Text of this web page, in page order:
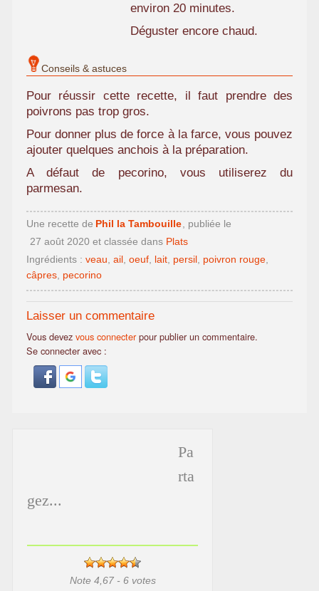
environ 20 minutes.
Déguster encore chaud.
Conseils & astuces
Pour réussir cette recette, il faut prendre des
poivrons pas trop gros.
Pour donner plus de force à la farce, vous pouvez
ajouter quelques anchois à la préparation.
A défaut de pecorino, vous utiliserez du
parmesan.
Une recette de Phil la Tambouille , publiée le
27 août 2020 et classée dans Plats
Ingrédients : veau ail oeuf lait persil poivron rouge
câpres pecorino
Laisser un commentaire
Vous devez vous connecterpour publier un commentaire.
Se connecter avec :
Pa
rta
gez...
Note 4,67 - 6 votes